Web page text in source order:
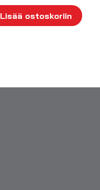
Lisää ostoskoriin